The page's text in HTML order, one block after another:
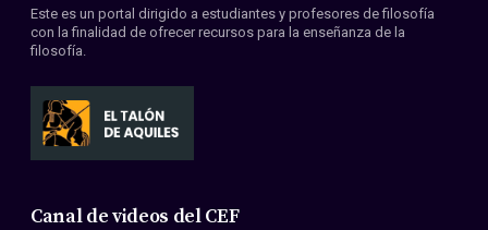
Convenios
Este es un portal dirigido a estudiantes y profesores de filosofía
con la finalidad de ofrecer recursos para la enseñanza de la
filosofía.
Canal de videos del CEF